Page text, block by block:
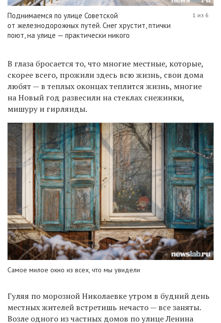
Поднимаемся по улице Советской
от железнодорожных путей. Снег хрустит, птички
поют, на улице — практически никого
1 из 6
В глаза бросается то, что многие местные, которые,
скорее всего, прожили здесь всю жизнь, свои дома
любят — в теплых оконцах теплится жизнь, многие
на Новый год развесили на стеклах снежинки,
мишуру и гирлянды.
Самое милое окно из всех, что мы увидели
Гуляя по морозной Николаевке утром в будний день
местных жителей встретишь нечасто — все заняты.
Возле одного из частных домов по улице Ленина